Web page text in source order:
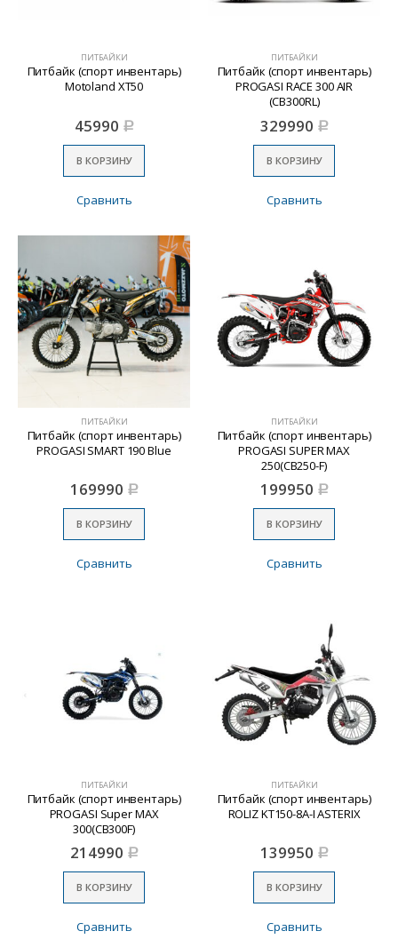
ПИТБАЙКИ
Питбайк (спорт инвентарь)
Motoland ХТ50
45990 Р
В КОРЗИНУ
Сравнить
ПИТБАЙКИ
Питбайк (спорт инвентарь)
PROGASI RACE 300 AIR
(CB300RL)
329990 Р
В КОРЗИНУ
Сравнить
ПИТБАЙКИ
Питбайк (спорт инвентарь)
PROGASI SMART 190 Blue
169990 Р
В КОРЗИНУ
Сравнить
ПИТБАЙКИ
Питбайк (спорт инвентарь)
PROGASI SUPER MAX
250(CB250-F)
199950 Р
В КОРЗИНУ
Сравнить
ПИТБАЙКИ
Питбайк (спорт инвентарь)
PROGASI Super MAX
300(CB300F)
214990 Р
В КОРЗИНУ
Сравнить
ПИТБАЙКИ
Питбайк (спорт инвентарь)
ROLIZ KT150-8A-I ASTERIX
139950 Р
В КОРЗИНУ
Сравнить